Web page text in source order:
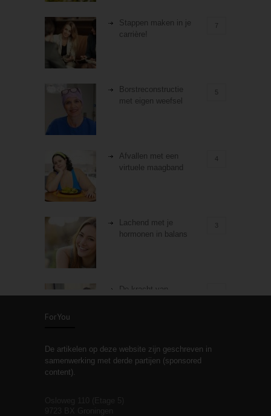
Stappen maken in je
carrière!
7
Borstreconstructie
met eigen weefsel
5
Afvallen met een
virtuele maagband
4
Lachend met je
hormonen in balans
3
De kracht van
Stiefouderschap en
relaties
ForYou
De artikelen op deze website zijn geschreven in
samenwerking met derde partijen (sponsored
content).